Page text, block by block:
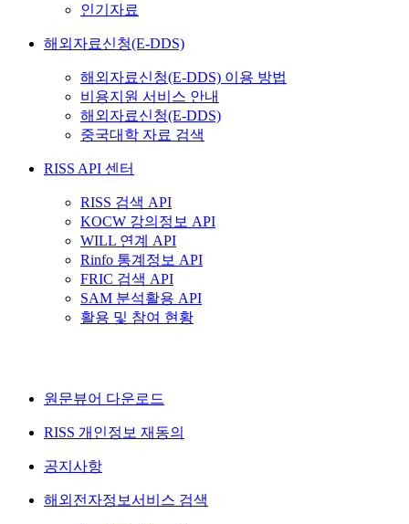
인기자료
해외자료신청(E-DDS)
해외자료신청(E-DDS) 이용 방법
비용지원 서비스 안내
해외자료신청(E-DDS)
중국대학 자료 검색
RISS API 센터
RISS 검색 API
KOCW 강의정보 API
WILL 연계 API
Rinfo 통계정보 API
FRIC 검색 API
SAM 분석활용 API
활용 및 참여 현황
원문뷰어 다운로드
RISS 개인정보 재동의
공지사항
해외전자정보서비스 검색